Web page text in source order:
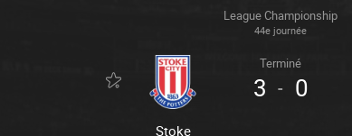
League Championship
44e journée
Stoke
Terminé
3 - 0